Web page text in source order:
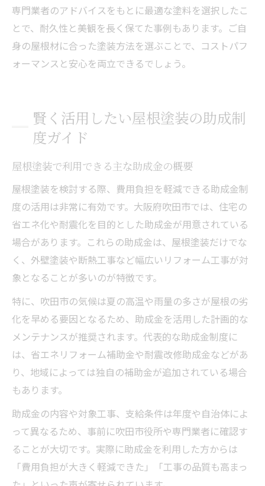
専門業者のアドバイスをもとに最適な塗料を選択したこ
とで、耐久性と美観を長く保てた事例もあります。ご自
身の屋根材に合った塗装方法を選ぶことで、コストパフ
ォーマンスと安心を両立できるでしょう。
賢く活用したい屋根塗装の助成制
度ガイド
屋根塗装で利用できる主な助成金の概要
屋根塗装を検討する際、費用負担を軽減できる助成金制
度の活用は非常に有効です。大阪府吹田市では、住宅の
省エネ化や耐震化を目的とした助成金が用意されている
場合があります。これらの助成金は、屋根塗装だけでな
く、外壁塗装や断熱工事など幅広いリフォーム工事が対
象となることが多いのが特徴です。
特に、吹田市の気候は夏の高温や雨量の多さが屋根の劣
化を早める要因となるため、助成金を活用した計画的な
メンテナンスが推奨されます。代表的な助成金制度に
は、省エネリフォーム補助金や耐震改修助成金などがあ
り、地域によっては独自の補助金が追加されている場合
もあります。
助成金の内容や対象工事、支給条件は年度や自治体によ
って異なるため、事前に吹田市役所や専門業者に確認す
ることが大切です。実際に助成金を利用した方からは
「費用負担が大きく軽減できた」「工事の品質も高まっ